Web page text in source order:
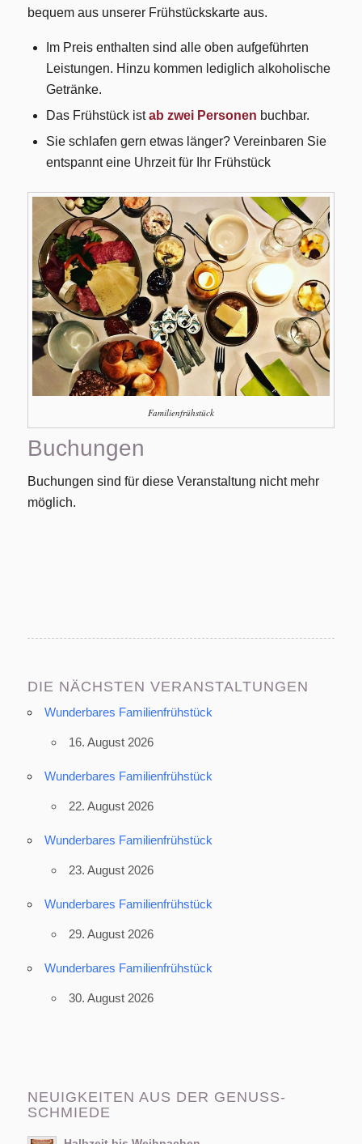
bequem aus unserer Frühstückskarte aus.
Im Preis enthalten sind alle oben aufgeführten
Leistungen. Hinzu kommen lediglich alkoholische
Getränke.
Das Frühstück istab zwei Personen buchbar.
Sie schlafen gern etwas länger? Vereinbaren Sie
entspannt eine Uhrzeit für Ihr Frühstück
Familienfrühstück
Buchungen
Buchungen sind für diese Veranstaltung nicht mehr
möglich.
DIE NÄCHSTEN VERANSTALTUNGEN
Wunderbares Familienfrühstück
16. August 2026
Wunderbares Familienfrühstück
22. August 2026
Wunderbares Familienfrühstück
23. August 2026
Wunderbares Familienfrühstück
29. August 2026
Wunderbares Familienfrühstück
30. August 2026
NEUIGKEITEN AUS DER GENUSS-
SCHMIEDE